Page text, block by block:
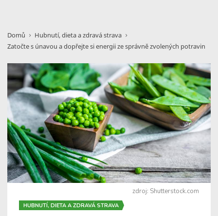
Domů
Hubnutí, dieta a zdravá strava
Zatočte s únavou a dopřejte si energii ze správně zvolených potravin
zdroj: Shutterstock.com
HUBNUTÍ, DIETA A ZDRAVÁ STRAVA